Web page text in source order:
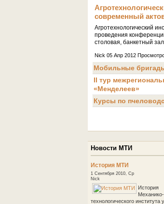
современный
Агротехнологический
проведения
столовая, банкетный
Nick 05 Апр 2012
Мобильные
II тур
«Менделеев»
Курсы по
Новости МТИ
История МТИ
1 Сентября 2010, Ср
Nick
История
Механико-
технологического института